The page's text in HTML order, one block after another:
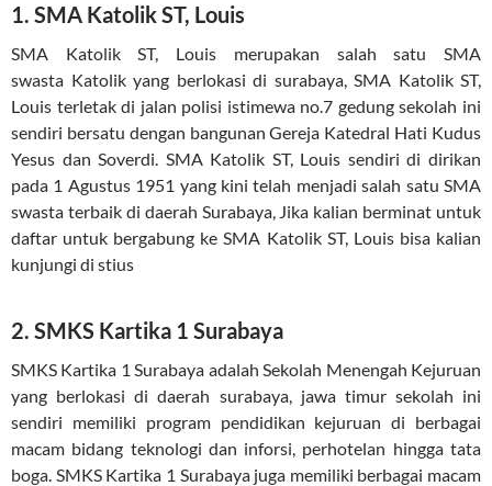
1. SMA Katolik ST, Louis
SMA Katolik ST, Louis merupakan salah satu SMA
swasta Katolik yang berlokasi di surabaya, SMA Katolik ST,
Louis terletak di jalan polisi istimewa no.7 gedung sekolah ini
sendiri bersatu dengan bangunan Gereja Katedral Hati Kudus
Yesus dan Soverdi. SMA Katolik ST, Louis sendiri di dirikan
pada 1 Agustus 1951 yang kini telah menjadi salah satu SMA
swasta terbaik di daerah Surabaya, Jika kalian berminat untuk
daftar untuk bergabung ke SMA Katolik ST, Louis bisa kalian
kunjungi di stius
2. SMKS Kartika 1 Surabaya
SMKS Kartika 1 Surabaya adalah Sekolah Menengah Kejuruan
yang berlokasi di daerah surabaya, jawa timur sekolah ini
sendiri memiliki program pendidikan kejuruan di berbagai
macam bidang teknologi dan inforsi, perhotelan hingga tata
boga. SMKS Kartika 1 Surabaya juga memiliki berbagai macam